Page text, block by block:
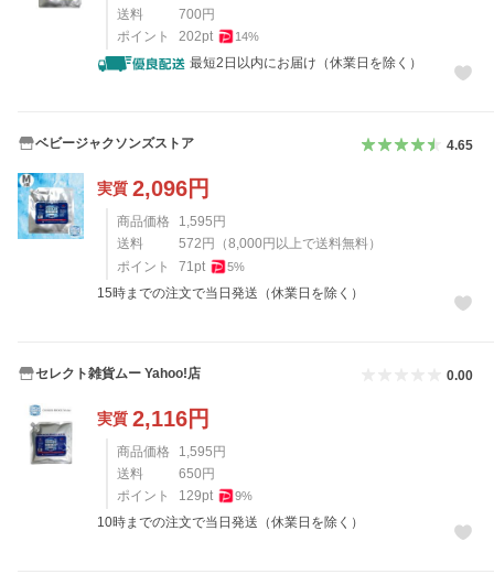
送料
700円
ポイント
202pt 14%
最短2日以内にお届け（休業日を除く）
ベビージャクソンズストア 4.65
実質 2,096円
商品価格 1,595円
送料
572円 （8,000円以上で送料無料）
ポイント
71 pt 5%
15時までの注文で当日発送（休業日を除く）
セレクト雑貨ムー Yahoo!店 0.00
実質 2,116円
商品価格 1,595円
送料
650円
ポイント
129pt 9%
10時までの注文で当日発送（休業日を除く）